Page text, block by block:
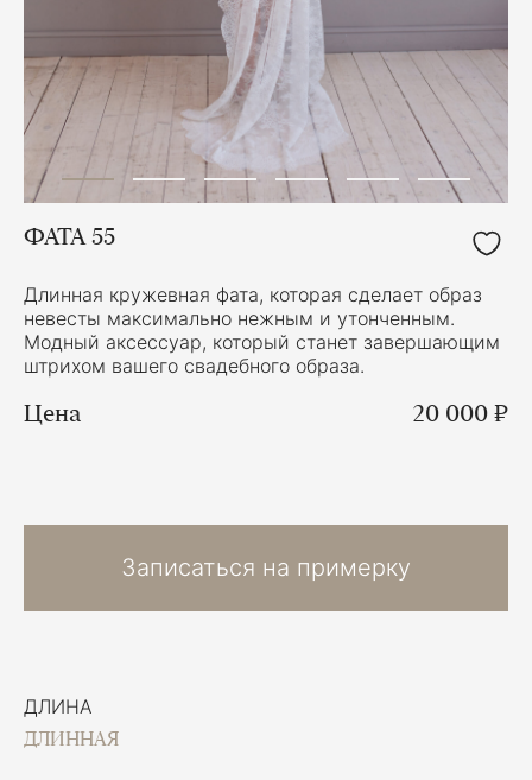
ДЛИНА
ДЛИННАЯ
ФАТА 55
Длинная кружевная фата, которая сделает образ
невесты максимально нежным и утонченным.
Модный аксессуар, который станет завершающим
штрихом вашего свадебного образа.
Цена 20 000 ₽
Записаться на примерку